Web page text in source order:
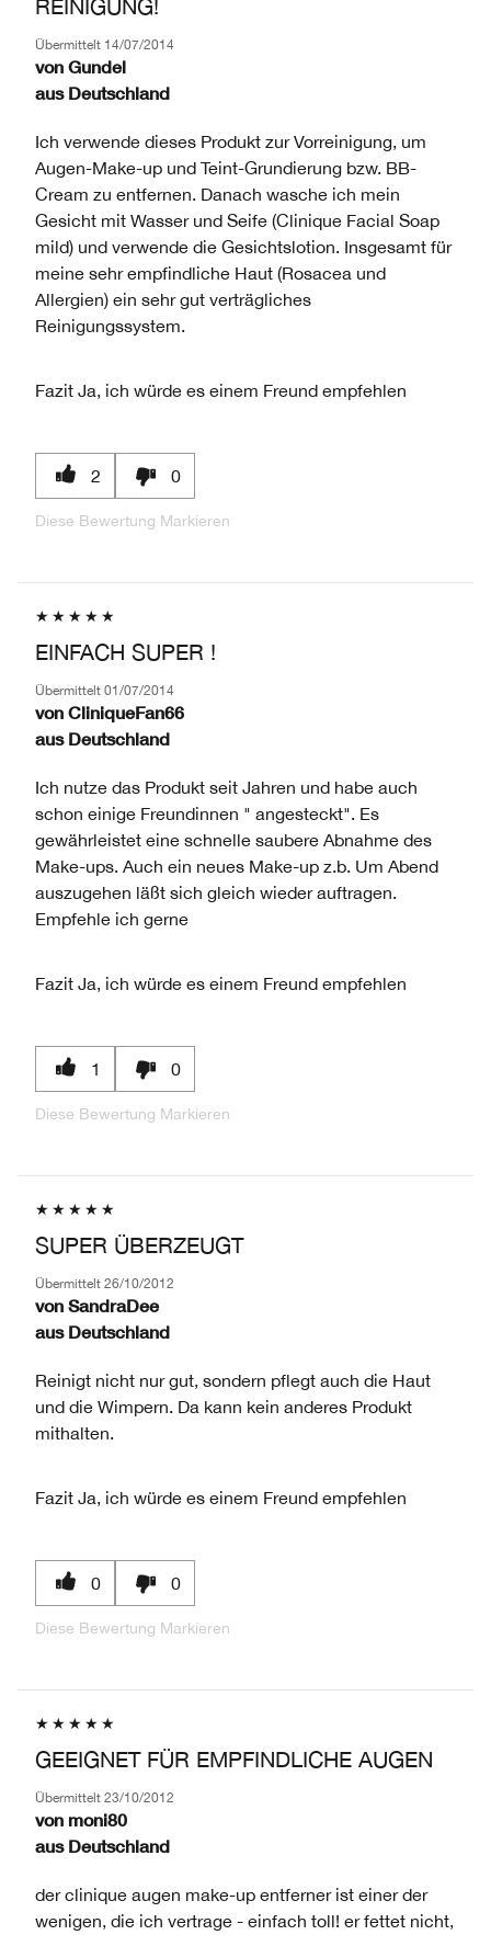
REINIGUNG!
Übermittelt 14/07/2014
von Gundel
aus Deutschland
Ich verwende dieses Produkt zur Vorreinigung, um
Augen-Make-up und Teint-Grundierung bzw. BB-
Cream zu entfernen. Danach wasche ich mein
Gesicht mit Wasser und Seife (Clinique Facial Soap
mild) und verwende die Gesichtslotion. Insgesamt für
meine sehr empfindliche Haut (Rosacea und
Allergien) ein sehr gut verträgliches
Reinigungssystem.
Fazit Ja, ich würde es einem Freund empfehlen
2 0
Diese Bewertung Markieren
EINFACH SUPER !
Übermittelt 01/07/2014
von CliniqueFan66
aus Deutschland
Ich nutze das Produkt seit Jahren und habe auch
schon einige Freundinnen " angesteckt". Es
gewährleistet eine schnelle saubere Abnahme des
Make-ups. Auch ein neues Make-up z.b. Um Abend
auszugehen läßt sich gleich wieder auftragen.
Empfehle ich gerne
Fazit Ja, ich würde es einem Freund empfehlen
1 0
Diese Bewertung Markieren
SUPER ÜBERZEUGT
Übermittelt 26/10/2012
von SandraDee
aus Deutschland
Reinigt nicht nur gut, sondern pflegt auch die Haut
und die Wimpern. Da kann kein anderes Produkt
mithalten.
Fazit Ja, ich würde es einem Freund empfehlen
0 0
Diese Bewertung Markieren
GEEIGNET FÜR EMPFINDLICHE AUGEN
Übermittelt 23/10/2012
von moni80
aus Deutschland
der clinique augen make-up entferner ist einer der
wenigen, die ich vertrage - einfach toll! er fettet nicht,